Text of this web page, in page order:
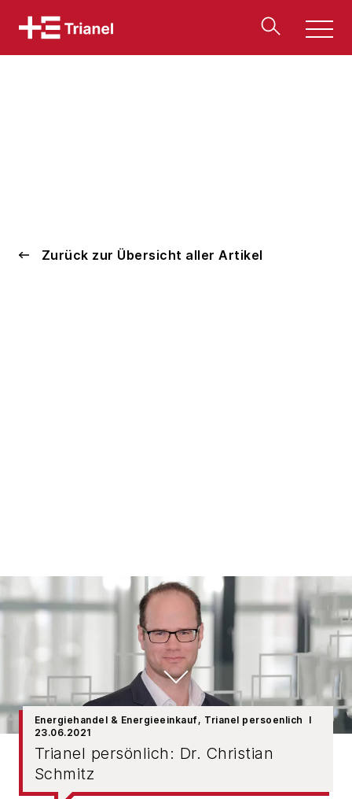
Men
Zurück zur Übersicht aller Artikel
Energiehandel & Energieeinkauf, Trianel persoenlich
23.06.2021
Trianel persönlich: Dr. Christian
Schmitz